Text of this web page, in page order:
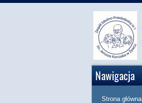
Nawigacja
Strona główna